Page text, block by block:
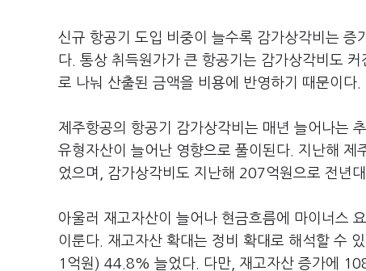
신규 항공기 도입 비중이 늘수록 감가상각비는 증
다. 통상 취득원가가 큰 항공기는 감가상각비도
로 나눠 산출된 금액을 비용에 반영하기 때문이다.
제주항공의 항공기 감가상각비는 매년 늘어나는
유형자산이 늘어난 영향으로 풀이된다. 지난해
었으며, 감가상각비도 지난해 207억원으로 전년
아울러 재고자산이 늘어나 현금흐름에 마이너스
이룬다. 재고자산 확대는 정비 확대로 해석할 수
1억원) 44.8% 늘었다. 다만, 재고자산 증가에